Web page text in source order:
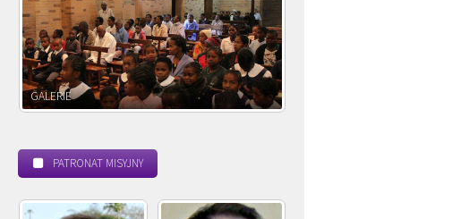
POWOŁANIE MISYJNE
PATRONAT MISYJNY